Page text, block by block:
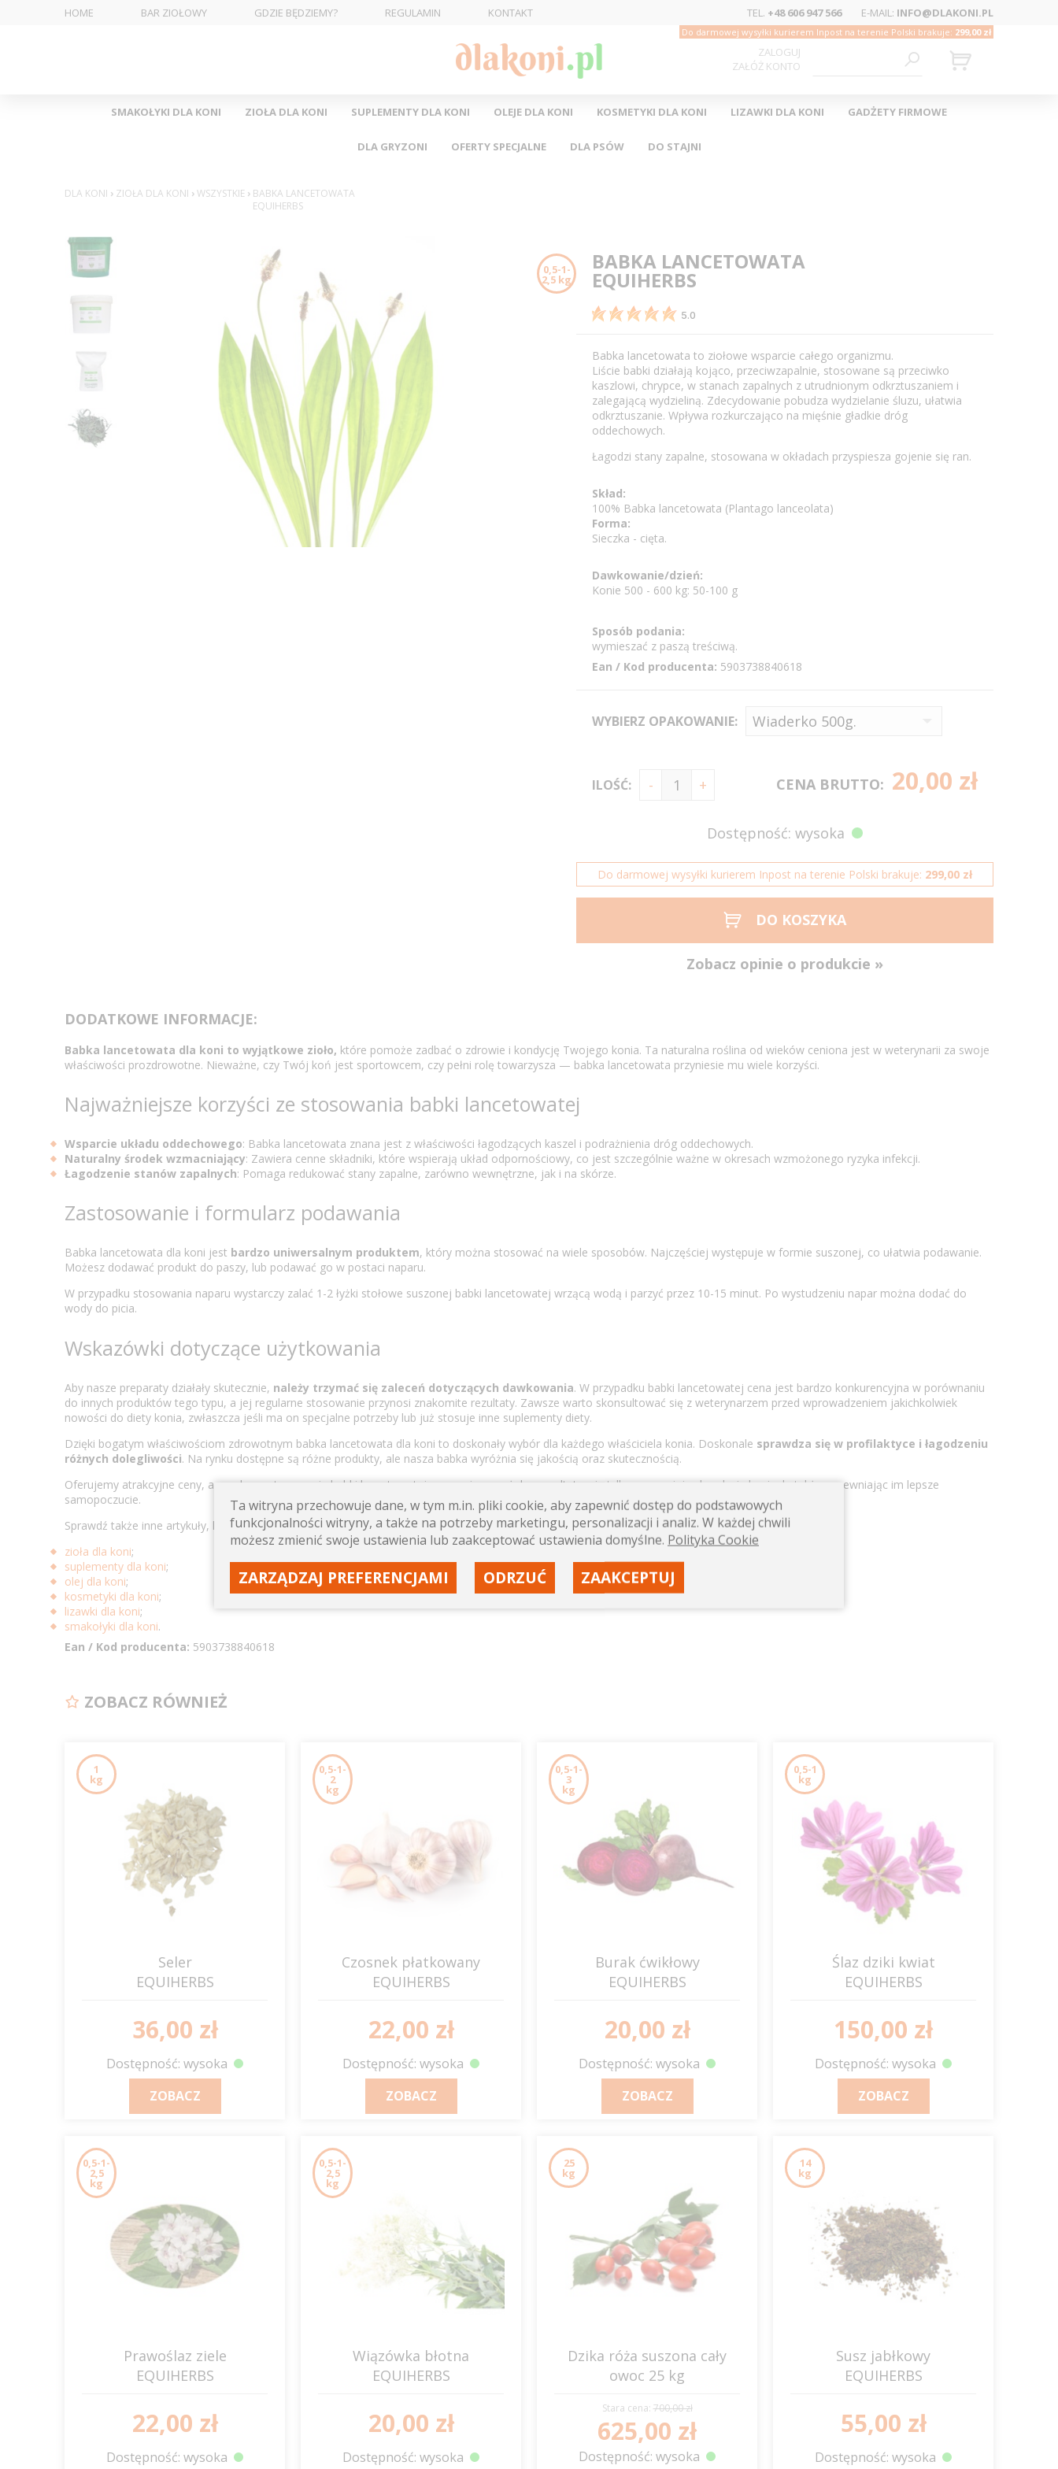
HOME BAR ZIOŁOWY GDZIE BĘDZIEMY? REGULAMIN KONTAKT TEL. +48 606 947 566 E-MAIL: INFO@DLAKONI.PL
ZALOGUJ
ZAŁÓŻ KONTO
Do darmowej wysyłki kurierem Inpost na terenie Polski brakuje: 299,00 zł
SMAKOŁYKI DLA KONI ZIOŁA DLA KONI SUPLEMENTY DLA KONI OLEJE DLA KONI KOSMETYKI DLA KONI LIZAWKI DLA KONI GADŻETY FIRMOWE
DLA GRYZONI OFERTY SPECJALNE DLA PSÓW DO STAJNI
DLA KONI › ZIOŁA DLA KONI ›WSZYSTKIE › BABKA LANCETOWATA
EQUIHERBS
0,5-1-
2,5 kg
BABKA LANCETOWATA
EQUIHERBS
5.0
Babka lancetowata to ziołowe wsparcie całego organizmu.
Liście babki działają kojąco, przeciwzapalnie, stosowane są przeciwko
kaszlowi, chrypce, w stanach zapalnych z utrudnionym odkrztuszaniem i
zalegającą wydzieliną. Zdecydowanie pobudza wydzielanie śluzu, ułatwia
odkrztuszanie. Wpływa rozkurczająco na mięśnie gładkie dróg
oddechowych.
Łagodzi stany zapalne, stosowana w okładach przyspiesza gojenie się ran.
Skład:
100% Babka lancetowata (Plantago lanceolata)
Forma:
Sieczka - cięta.
Dawkowanie/dzień:
Konie 500 - 600 kg: 50-100 g
Sposób podania:
wymieszać z paszą treściwą.
Ean / Kod producenta: 5903738840618
WYBIERZ OPAKOWANIE:
ILOŚĆ: CENA BRUTTO: 20,00 zł
Dostępność: wysoka
Do darmowej wysyłki kurierem Inpost na terenie Polski brakuje: 299,00 zł
DO KOSZYKA
Zobacz opinie o produkcie »
DODATKOWE INFORMACJE:
Babka lancetowata dla koni to wyjątkowe zioło, które pomoże zadbać o zdrowie i kondycję Twojego konia. Ta naturalna roślina od wieków ceniona jest w weterynarii za swoje
właściwości prozdrowotne. Nieważne, czy Twój koń jest sportowcem, czy pełni rolę towarzysza — babka lancetowata przyniesie mu wiele korzyści.
Najważniejsze korzyści ze stosowania babki lancetowatej
Wsparcie układu oddechowego: Babka lancetowata znana jest z właściwości łagodzących kaszel i podrażnienia dróg oddechowych.
Naturalny środek wzmacniający: Zawiera cenne składniki, które wspierają układ odpornościowy, co jest szczególnie ważne w okresach wzmożonego ryzyka infekcji.
Łagodzenie stanów zapalnych: Pomaga redukować stany zapalne, zarówno wewnętrzne, jak i na skórze.
Zastosowanie i formularz podawania
Babka lancetowata dla koni jest bardzo uniwersalnym produktem, który można stosować na wiele sposobów. Najczęściej występuje w formie suszonej, co ułatwia podawanie.
Możesz dodawać produkt do paszy, lub podawać go w postaci naparu.
W przypadku stosowania naparu wystarczy zalać 1-2 łyżki stołowe suszonej babki lancetowatej wrzącą wodą i parzyć przez 10-15 minut. Po wystudzeniu napar można dodać do
wody do picia.
Wskazówki dotyczące użytkowania
Aby nasze preparaty działały skutecznie, należy trzymać się zaleceń dotyczących dawkowania. W przypadku babki lancetowatej cena jest bardzo konkurencyjna w porównaniu
do innych produktów tego typu, a jej regularne stosowanie przynosi znakomite rezultaty. Zawsze warto skonsultować się z weterynarzem przed wprowadzeniem jakichkolwiek
nowości do diety konia, zwłaszcza jeśli ma on specjalne potrzeby lub już stosuje inne suplementy diety.
Dzięki bogatym właściwościom zdrowotnym babka lancetowata dla koni to doskonały wybór dla każdego właściciela konia. Doskonale sprawdza się w profilaktyce i łagodzeniu
różnych dolegliwości. Na rynku dostępne są różne produkty, ale nasza babka wyróżnia się jakością oraz skutecznością.
Oferujemy atrakcyjne ceny, a regularne stosowanie babki lancetowatej przynosi zauważalne rezultaty, nie tylko poprawiając kondycję koni, ale także zapewniając im lepsze
samopoczucie.
Sprawdź także inne artykuły, które przygotował naszsklep dla koni:
zioła dla koni;
suplementy dla koni;
olej dla koni;
kosmetyki dla koni;
lizawki dla koni;
smakołyki dla koni.
Ean / Kod producenta: 5903738840618
ZOBACZ RÓWNIEŻ
1
kg
Seler
EQUIHERBS
36,00 zł
Dostępność: wysoka
ZOBACZ
0,5-1-
2
kg
Czosnek płatkowany
EQUIHERBS
22,00 zł
Dostępność: wysoka
ZOBACZ
0,5-1-
3
kg
Burak ćwikłowy
EQUIHERBS
20,00 zł
Dostępność: wysoka
ZOBACZ
0,5-1
kg
Ślaz dziki kwiat
EQUIHERBS
150,00 zł
Dostępność: wysoka
ZOBACZ
0,5-1-
2,5
kg
Prawoślaz ziele
EQUIHERBS
22,00 zł
Dostępność: wysoka
0,5-1-
2,5
kg
Wiązówka błotna
EQUIHERBS
20,00 zł
Dostępność: wysoka
25
kg
Dzika róża suszona cały
owoc 25 kg
Stara cena: 700,00 zł
625,00 zł
Dostępność: wysoka
14
kg
Susz jabłkowy
EQUIHERBS
55,00 zł
Dostępność: wysoka
Ta witryna przechowuje dane, w tym m.in. pliki cookie, aby zapewnić dostęp do podstawowych
funkcjonalności witryny, a także na potrzeby marketingu, personalizacji i analiz. W każdej chwili
możesz zmienić swoje ustawienia lub zaakceptować ustawienia domyślne. Polityka Cookie
ZARZĄDZAJ PREFERENCJAMI ODRZUĆ ZAAKCEPTUJ